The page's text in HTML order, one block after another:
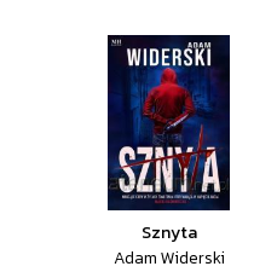
Sznyta
Adam Widerski